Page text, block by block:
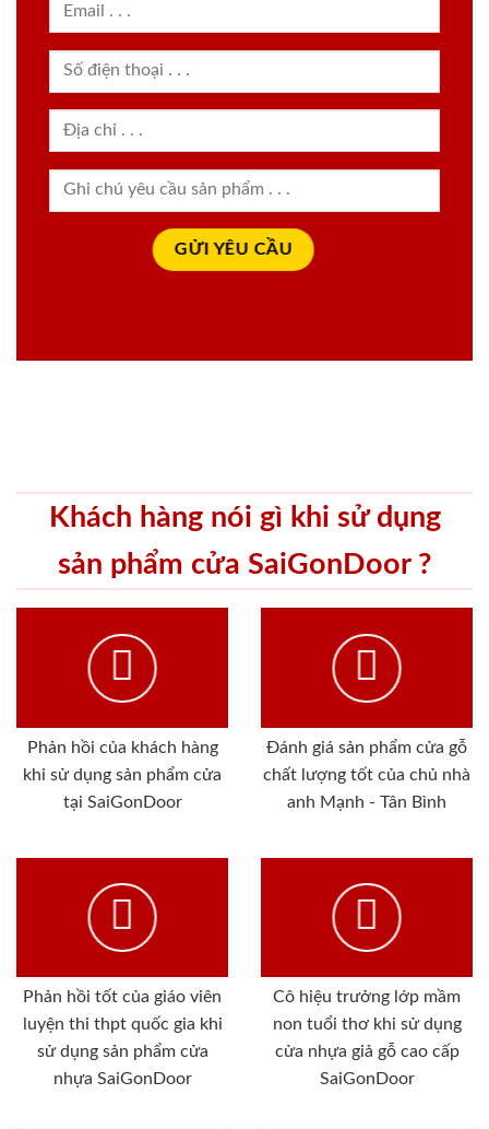
Khách hàng nói gì khi sử dụng
sản phẩm cửa SaiGonDoor ?
Phản hồi của khách hàng
khi sử dụng sản phẩm cửa
tại SaiGonDoor
Đánh giá sản phẩm cửa gỗ
chất lượng tốt của chủ nhà
anh Mạnh - Tân Bình
Phản hồi tốt của giáo viên
luyện thi thpt quốc gia khi
sử dụng sản phẩm cửa
nhựa SaiGonDoor
Cô hiệu trưởng lớp mầm
non tuổi thơ khi sử dụng
cửa nhựa giả gỗ cao cấp
SaiGonDoor